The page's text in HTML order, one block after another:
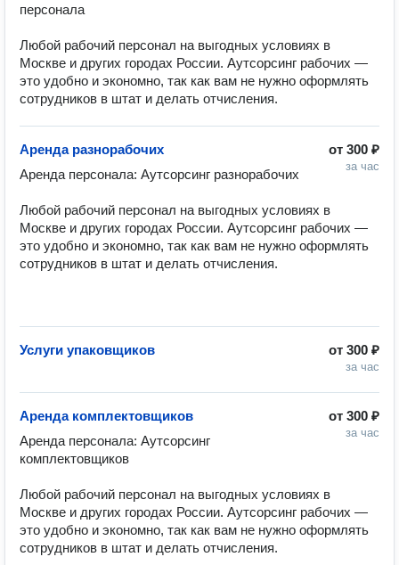
персонала
Любой рабочий персонал на выгодных условиях в
Москве и других городах России. Аутсорсинг рабочих —
это удобно и экономно, так как вам не нужно оформлять
сотрудников в штат и делать отчисления.
от 300 ₽
за час
Аренда разнорабочих
Аренда персонала: Аутсорсинг разнорабочих
Любой рабочий персонал на выгодных условиях в
Москве и других городах России. Аутсорсинг рабочих —
это удобно и экономно, так как вам не нужно оформлять
сотрудников в штат и делать отчисления.
от 300 ₽
за час
Услуги упаковщиков
от 300 ₽
за час
Аренда комплектовщиков
Аренда персонала: Аутсорсинг
комплектовщиков
Любой рабочий персонал на выгодных условиях в
Москве и других городах России. Аутсорсинг рабочих —
это удобно и экономно, так как вам не нужно оформлять
сотрудников в штат и делать отчисления.